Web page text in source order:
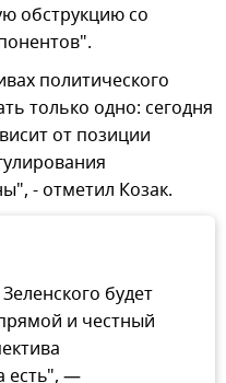
обструкцию со
политического
только одно: сегодня
от позиции
- отметил Козак.
будет
и честный
есть", —